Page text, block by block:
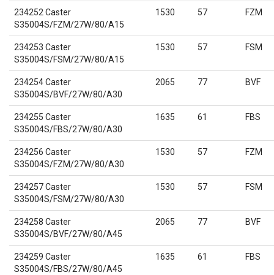
234252 Caster
S35004S/FZM/27W/80/A15
1530 57 FZM
234253 Caster
S35004S/FSM/27W/80/A15
1530 57 FSM
234254 Caster
S35004S/BVF/27W/80/A30
2065 77 BVF
234255 Caster
S35004S/FBS/27W/80/A30
1635 61 FBS
234256 Caster
S35004S/FZM/27W/80/A30
1530 57 FZM
234257 Caster
S35004S/FSM/27W/80/A30
1530 57 FSM
234258 Caster
S35004S/BVF/27W/80/A45
2065 77 BVF
234259 Caster
S35004S/FBS/27W/80/A45
1635 61 FBS